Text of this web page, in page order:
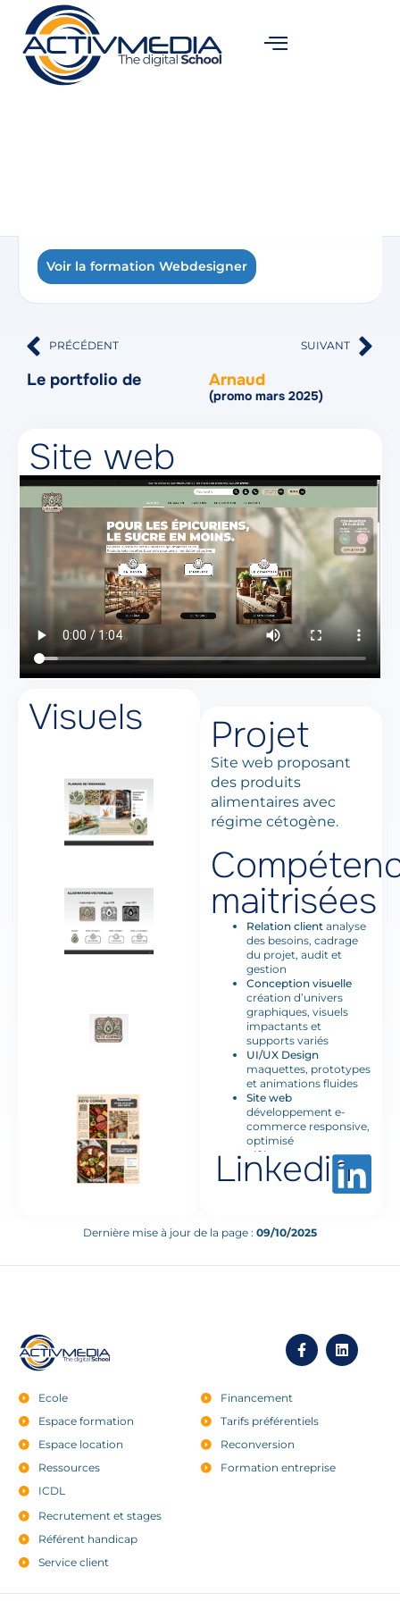
Voir la formation Webdesigner
PRÉCÉDENT SUIVANT
Le portfolio de Arnaud
(promo mars 2025)
Site web
Visuels Projet
Site web proposant
des produits
alimentaires avec
régime cétogène.
maitrisées
Relation client analyse
des besoins, cadrage
du projet, audit et
gestion
Conception visuelle
création d’univers
graphiques, visuels
impactants et
supports variés
UI/UX Design
maquettes, prototypes
et animations fluides
Site web
développement e-
commerce responsive,
optimisé
référencement et
conversion
Communication
newsletters
Langages web
fonctionnelles
Linkedin
Dernière mise à jour de la page : 09/10/2025
Financement
Tarifs préférentiels
Reconversion
Formation entreprise
Ecole
Espace formation
Espace location
Ressources
ICDL
Recrutement et stages
Référent handicap
Service client